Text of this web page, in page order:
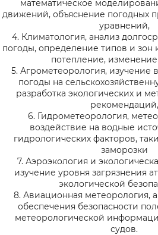
математическое
движений, объяснение погодных
уравнений,
4. Климатология, анализ
погоды, определение типов и зон
потепление,
5. Агрометеорология, изучение
погоды на
разработка экологических и
рекомендаций,
6. Гидрометеорология,
воздействие на водные
гидрологических факторов,
заморозки
7. Аэроэкология и
изучение уровня загрязнения
экологической
8. Авиационная метеорология,
обеспечения безопасности
метеорологической
судов.